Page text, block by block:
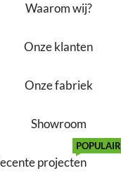
Waarom wij?
Onze klanten
Onze fabriek
Showroom
projecten
POPULAIR